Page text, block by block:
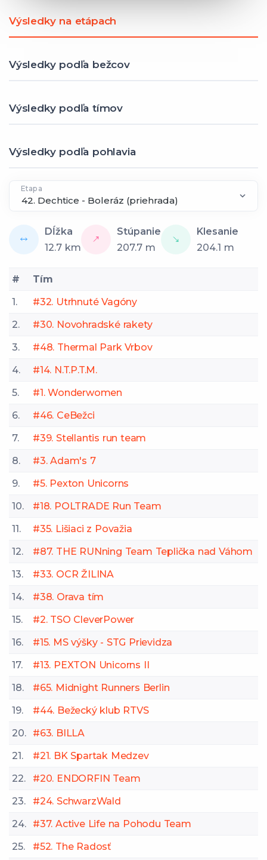
Výsledky na etápach
Výsledky podľa bežcov
Výsledky podľa tímov
Výsledky podľa pohlavia
Etapa
Dĺžka
12.7 km
Stúpanie
207.7 m
Klesanie
204.1 m
#
Tím
1.
#32. Utrhnuté Vagóny
2.
#30. Novohradské rakety
3.
#48. Thermal Park Vrbov
4.
#14. N.T.P.T.M.
5.
#1. Wonderwomen
6.
#46. CeBežci
7.
#39. Stellantis run team
8.
#3. Adam's 7
9.
#5. Pexton Unicorns
10.
#18. POLTRADE Run Team
11.
#35. Lišiaci z Považia
12.
#87. THE RUNning Team Teplička nad Váhom
13.
#33. OCR ŽILINA
14.
#38. Orava tím
15.
#2. TSO CleverPower
16.
#15. MS výšky - STG Prievidza
17.
#13. PEXTON Unicorns II
18.
#65. Midnight Runners Berlin
19.
#44. Bežecký klub RTVS
20.
#63. BILLA
21.
#21. BK Spartak Medzev
22.
#20. ENDORFIN Team
23.
#24. SchwarzWald
24.
#37. Active Life na Pohodu Team
25.
#52. The Radosť